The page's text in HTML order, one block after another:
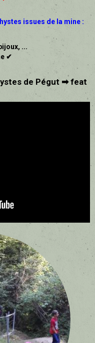
issues de la mine :
...
✔
de Pégut ➡ feat